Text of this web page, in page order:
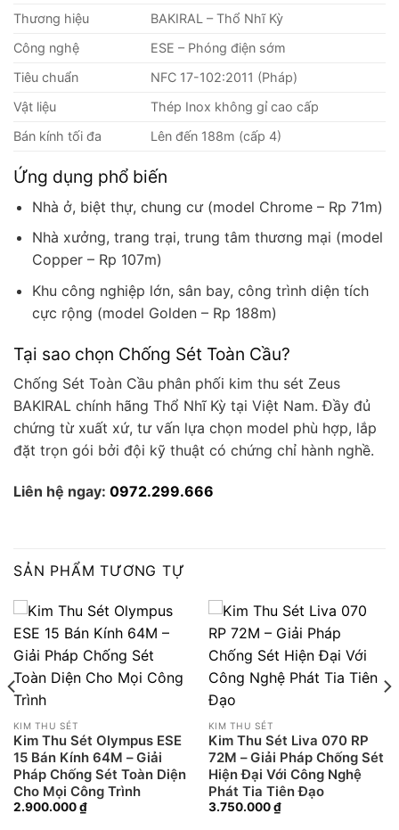
Thương hiệu
BAKIRAL – Thổ Nhĩ Kỳ
Công nghệ
ESE – Phóng điện sớm
Tiêu chuẩn
NFC 17-102:2011 (Pháp)
Vật liệu
Thép Inox không gỉ cao cấp
Bán kính tối đa
Lên đến 188m (cấp 4)
Ứng dụng phổ biến
Nhà ở, biệt thự, chung cư (model Chrome – Rp 71m)
Nhà xưởng, trang trại, trung tâm thương mại (model
Copper – Rp 107m)
Khu công nghiệp lớn, sân bay, công trình diện tích
cực rộng (model Golden – Rp 188m)
Tại sao chọn Chống Sét Toàn Cầu?
Chống Sét Toàn Cầu phân phối kim thu sét Zeus
BAKIRAL chính hãng Thổ Nhĩ Kỳ tại Việt Nam. Đầy đủ
chứng từ xuất xứ, tư vấn lựa chọn model phù hợp, lắp
đặt trọn gói bởi đội kỹ thuật có chứng chỉ hành nghề.
Liên hệ ngay: 0972.299.666
SẢN PHẨM TƯƠNG TỰ
KIM THU SÉT
Kim Thu Sét Olympus ESE
15 Bán Kính 64M – Giải
Pháp Chống Sét Toàn Diện
Cho Mọi Công Trình
2.900.000₫
KIM THU SÉT
Kim Thu Sét Liva 070 RP
72M – Giải Pháp Chống Sét
Hiện Đại Với Công Nghệ
Phát Tia Tiên Đạo
3.750.000₫